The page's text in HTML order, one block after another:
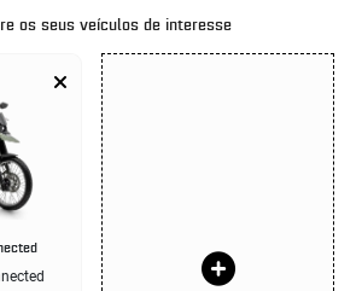
os seus veículos de interesse